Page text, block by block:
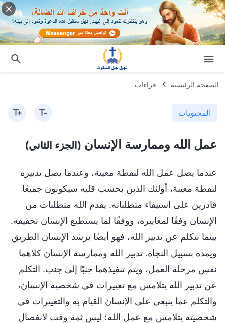
الصفحة الرئيسية قراءات
المحتويات
عمل الله وممارسة الإنسان (الجزء الثاني)
عندما يصل عمل الله لنقطة معينة، وعندما يصل تدبيره
لنقطة معينة، أولئك الذين بحسب قلبه سيكونون جميعًا
قادرين على استيفاء متطلباته. يقدم الله متطلبات من
الإنسان وفقًا لمعاييره، ووفقًا لما يستطيع الإنسان تحقيقه.
بينما نتكلم عن تدبير الله، فهو أيضًا يرشد الإنسان الطريق
ويمده بسبيل النجاة. تدبير الله وممارسة الإنسان كلاهما
نفس مرحلة العمل، ويتم تنفيذهما جنبًا إلى جنب. التكلم
عن تدبير الله يتلامس مع تغييرات في شخصية الإنسان،
والتكلم عما ينبغي على الإنسان القيام به والتغييرات في
شخصيته يتلامس مع عمل الله؛ ليس ثمة وقت لانفصال